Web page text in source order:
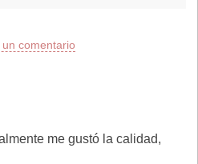
un comentario
me gustó la calidad,